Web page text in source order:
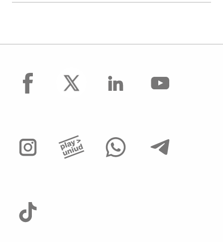
facebook